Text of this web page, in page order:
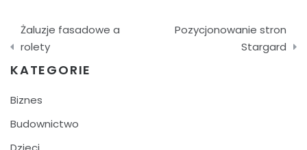
Nawigacja
wpisu
Żaluzje fasadowe a
rolety
Pozycjonowanie stron
Stargard
KATEGORIE
Biznes
Budownictwo